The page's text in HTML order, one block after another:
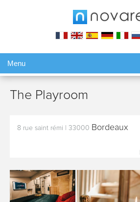
Menu
The Playroom
8 rue saint rémi 33000 Bordeaux